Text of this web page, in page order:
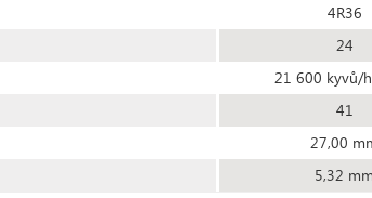
4R36
24
21 600 kyvů/
41
27,00
5,32 mm